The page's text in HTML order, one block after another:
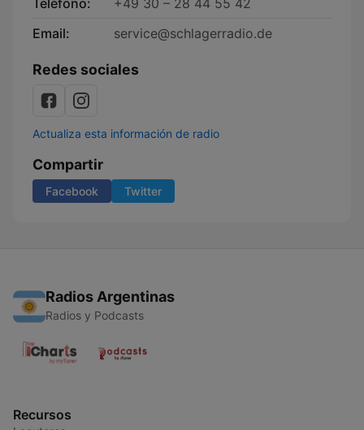
Teléfono:
+49 30 – 28 44 55 42
Email:
service@schlagerradio.de
Redes sociales
Actualiza esta información de radio
Compartir
Facebook Twitter
Radios Argentinas
Radios y Podcasts
Recursos